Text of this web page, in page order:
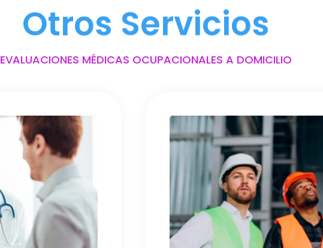
Otros Servicios
EVALUACIONES MÉDICAS OCUPACIONALES A DOMICILIO